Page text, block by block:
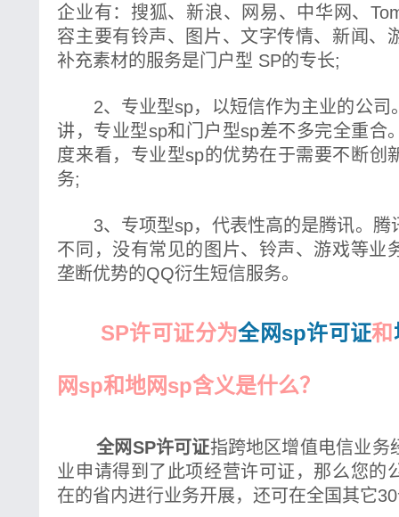
企业有：搜狐、新浪、网易、中华网、
容主要有铃声、图片、文字传情、新闻、
补充素材的服务是门户型 SP的专长;
2、专业型sp，以短信作为主业的公司
讲，专业型sp和门户型sp差不多完全重合
度来看，专业型sp的优势在于需要不断创
务;
3、专项型sp，代表性高的是腾讯。腾
不同，没有常见的图片、铃声、游戏等业
垄断优势的QQ衍生短信服务。
SP许可证分为全网sp许可证和
网sp和地网sp含义是什么？
全网SP许可证指跨地区增值电信业务
业申请得到了此项经营许可证，那么您的
在的省内进行业务开展，还可在全国其它